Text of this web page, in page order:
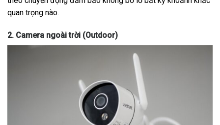
quan trọng nào.
2. Camera ngoài trời (Outdoor)